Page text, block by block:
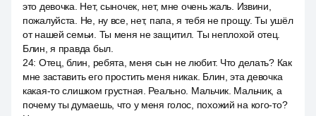
это девочка. Нет, сыночек, нет, мне очень жаль. Извини,
пожалуйста. Не, ну все, нет, папа, я тебя не прощу. Ты ушёл
от нашей семьи. Ты меня не защитил. Ты неплохой отец.
Блин, я правда был.
24: Отец, блин, ребята, меня сын не любит. Что делать? Как
мне заставить его простить меня никак. Блин, эта девочка
какая-то слишком грустная. Реально. Мальчик. Мальчик, а
почему ты думаешь, что у меня голос, похожий на кого-то?